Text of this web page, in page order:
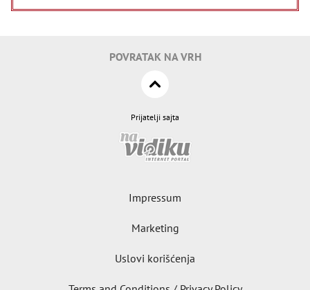
POVRATAK NA VRH
Prijatelji sajta
Impressum
Marketing
Uslovi korišćenja